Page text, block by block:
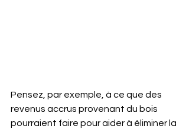
Pensez, par exemple, à ce que des
revenus accrus provenant du bois
pourraient faire pour aider à éliminer la